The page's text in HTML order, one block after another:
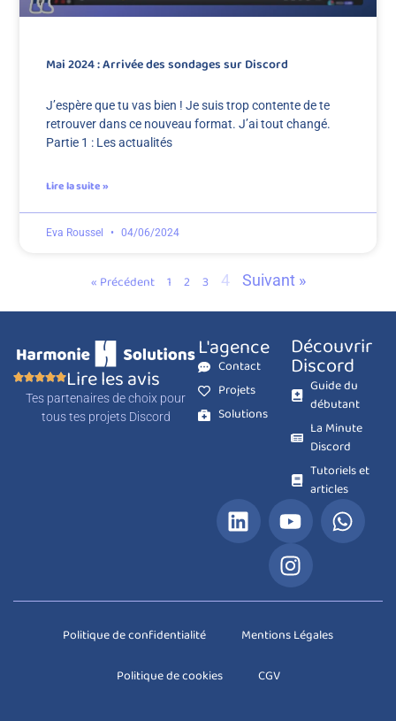
Mai 2024 : Arrivée des sondages sur Discord
J’espère que tu vas bien ! Je suis trop contente de te
retrouver dans ce nouveau format. J’ai tout changé.
Partie 1 : Les actualités
Lire la suite »
Eva Roussel 04/06/2024
« Précédent 1 2 3 4 Suivant »
Lire les avis
Tes partenaires de choix pour
tous tes projets Discord
L'agence
Contact
Projets
Solutions
Découvrir
Discord
Guide du
débutant
La Minute
Discord
Tutoriels et
articles
Politique de confidentialité Mentions Légales
Politique de cookies CGV